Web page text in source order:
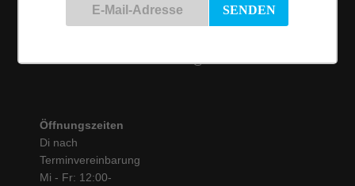
50825 Köln
Tel.: 0221 / 16 99 61
info@toendel.de
Öffnungszeiten
Di nach
Terminvereinbarung
Mi - Fr: 12:00-